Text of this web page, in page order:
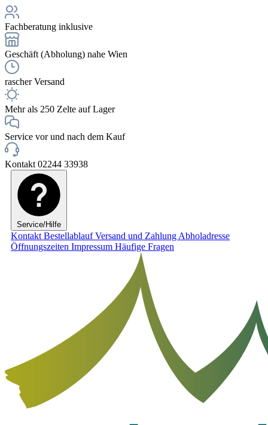
Fachberatung inklusive
Geschäft (Abholung) nahe Wien
rascher Versand
Mehr als 250 Zelte auf Lager
Service vor und nach dem Kauf
Kontakt 02244 33938
Service/Hilfe
Kontakt BestellablaufVersand und Zahlung Abholadresse
Öffnungszeiten Impressum Häufige Fragen